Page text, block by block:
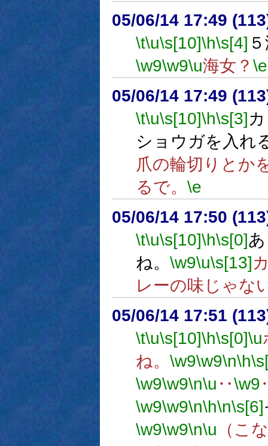
05/06/14 17:49
\t\u\s[10]\h\s[4]
\w9\w9\u海女？ \e
05/06/14 17:49
\t\u\s[10]\h\s[3]
ショウガを入れ
爪の輪切りとか
るで。 \e
05/06/14 17:50
\t\u\s[10]\h\s[0]
ね。 \w9\u\s[13]
レーの味じゃな
05/06/14 17:51
\t\u\s[10]\h\s[0]\u
ね。 \w9\w9\n\h
\w9\w9\n\u ‥\w9
\w9\w9\n\h\n\s[6]
\w9\w9\n\u （こ